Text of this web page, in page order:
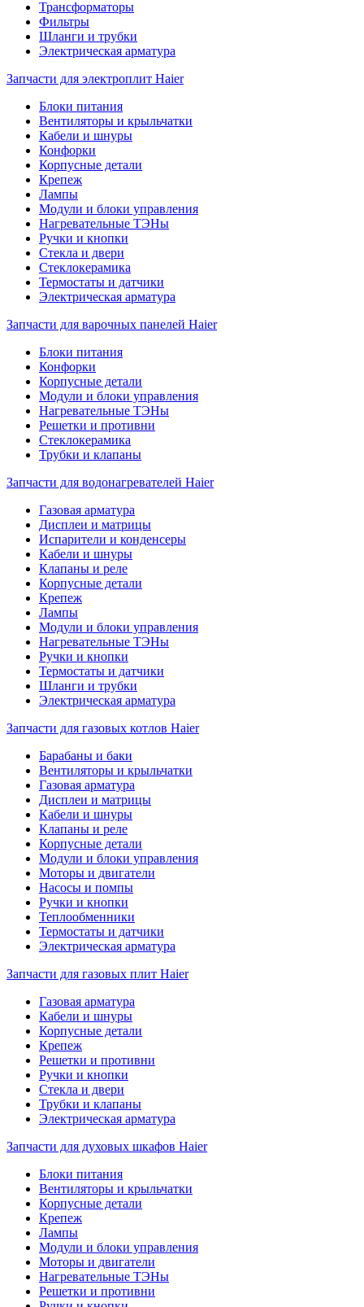
Трансформаторы
Фильтры
Шланги и трубки
Электрическая арматура
Запчасти для электроплит Haier
Блоки питания
Вентиляторы и крыльчатки
Кабели и шнуры
Конфорки
Корпусные детали
Крепеж
Лампы
Модули и блоки управления
Нагревательные ТЭНы
Ручки и кнопки
Стекла и двери
Стеклокерамика
Термостаты и датчики
Электрическая арматура
Запчасти для варочных панелей Haier
Блоки питания
Конфорки
Корпусные детали
Модули и блоки управления
Нагревательные ТЭНы
Решетки и противни
Стеклокерамика
Трубки и клапаны
Запчасти для водонагревателей Haier
Газовая арматура
Дисплеи и матрицы
Испарители и конденсеры
Кабели и шнуры
Клапаны и реле
Корпусные детали
Крепеж
Лампы
Модули и блоки управления
Нагревательные ТЭНы
Ручки и кнопки
Термостаты и датчики
Шланги и трубки
Электрическая арматура
Запчасти для газовых котлов Haier
Барабаны и баки
Вентиляторы и крыльчатки
Газовая арматура
Дисплеи и матрицы
Кабели и шнуры
Клапаны и реле
Корпусные детали
Модули и блоки управления
Моторы и двигатели
Насосы и помпы
Ручки и кнопки
Теплообменники
Термостаты и датчики
Электрическая арматура
Запчасти для газовых плит Haier
Газовая арматура
Кабели и шнуры
Корпусные детали
Крепеж
Решетки и противни
Ручки и кнопки
Стекла и двери
Трубки и клапаны
Электрическая арматура
Запчасти для духовых шкафов Haier
Блоки питания
Вентиляторы и крыльчатки
Корпусные детали
Крепеж
Лампы
Модули и блоки управления
Моторы и двигатели
Нагревательные ТЭНы
Решетки и противни